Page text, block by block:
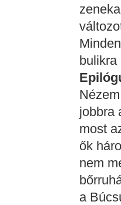
bulikra
jobbra
most
ők
nem
a